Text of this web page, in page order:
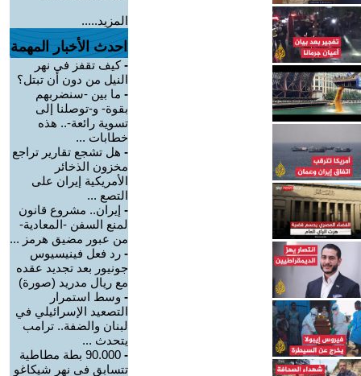
المزيد.....
احدث الأخبار المهمة
-كيف تقفز في نهر
النيل من دون أن تبتل؟
- ما بين -سنضربهم
بقوة- و-توصلنا إلى
تسوية رائعة-.. هذه
خطابات ...
- هل تشجع تقارير تراجع
مخزون الذخائر
الأمريكية إيران على
التصع ...
- إيران.. مشروع قانون
لمنع السفن -المعادية-
من عبور مضيق هرمز ...
- رد فعل فينيسيوس
جونيور بعد تجديد عقده
مع ريال مدريد (صورة)
- وسط استمرار
التصعيد الإسرائيلي في
لبنان والضفة.. ترامب
يتحدث ...
-
90.000 بطة مطاطية
تتسابق في نهر شيكاغو